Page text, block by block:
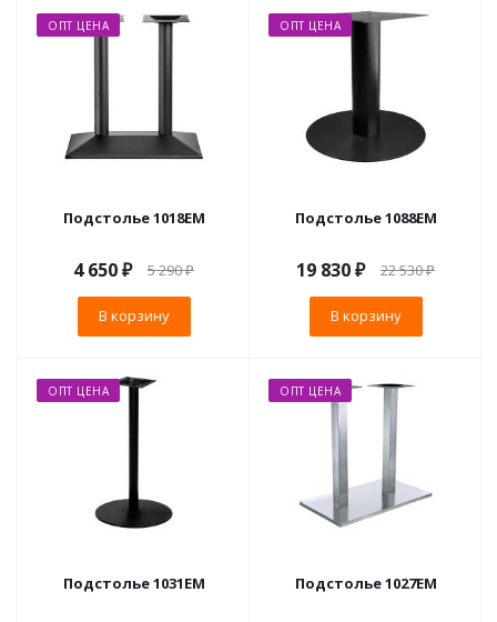
ОПТ ЦЕНА
Подстолье 1018EM
4 650₽ 5 290₽
В корзину
ОПТ ЦЕНА
Подстолье 1088EM
19 830₽ 22 530₽
В корзину
ОПТ ЦЕНА
Подстолье 1031EM
ОПТ ЦЕНА
Подстолье 1027EM